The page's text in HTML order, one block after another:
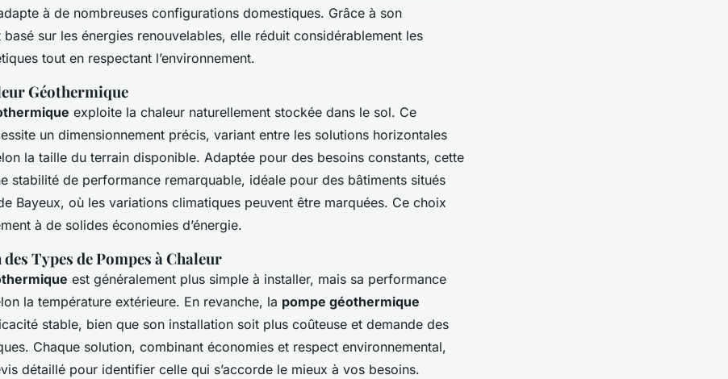
à de nombreuses configurations domestiques. Grâce à son
sur les énergies renouvelables, elle réduit considérablement les
tout en respectant l’environnement.
Géothermique
exploite la chaleur naturellement stockée dans le sol. Ce
un dimensionnement précis, variant entre les solutions horizontales
la taille du terrain disponible. Adaptée pour des besoins constants, cette
stabilité de performance remarquable, idéale pour des bâtiments situés
Bayeux, où les variations climatiques peuvent être marquées. Ce choix
à de solides économies d’énergie.
Types de Pompes à Chaleur
est généralement plus simple à installer, mais sa performance
la température extérieure. En revanche, la pompe géothermique
stable, bien que son installation soit plus coûteuse et demande des
Chaque solution, combinant économies et respect environnemental,
détaillé pour identifier celle qui s’accorde le mieux à vos besoins.